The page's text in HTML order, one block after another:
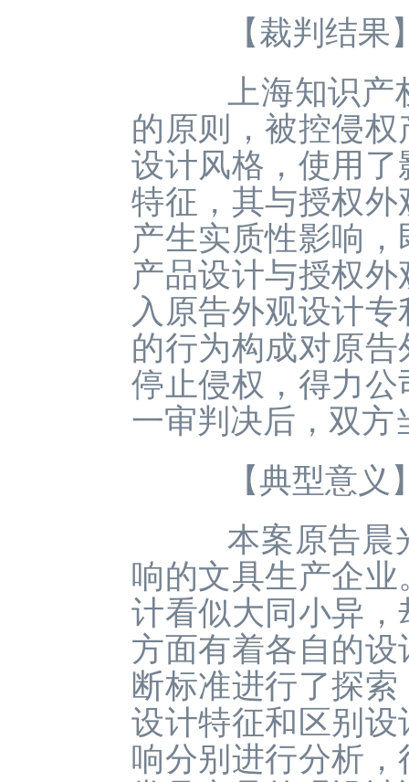
【裁判结果
上海知识产权
的原则，被控侵
设计风格，使用
特征，其与授权
产生实质性影响
产品设计与授权
入原告外观设计
的行为构成对原
停止侵权，得力
一审判决后，双方
【典型意义
本案原告晨光
响的文具生产企
计看似大同小异
方面有着各自的
断标准进行了探
设计特征和区别
响分别进行分析